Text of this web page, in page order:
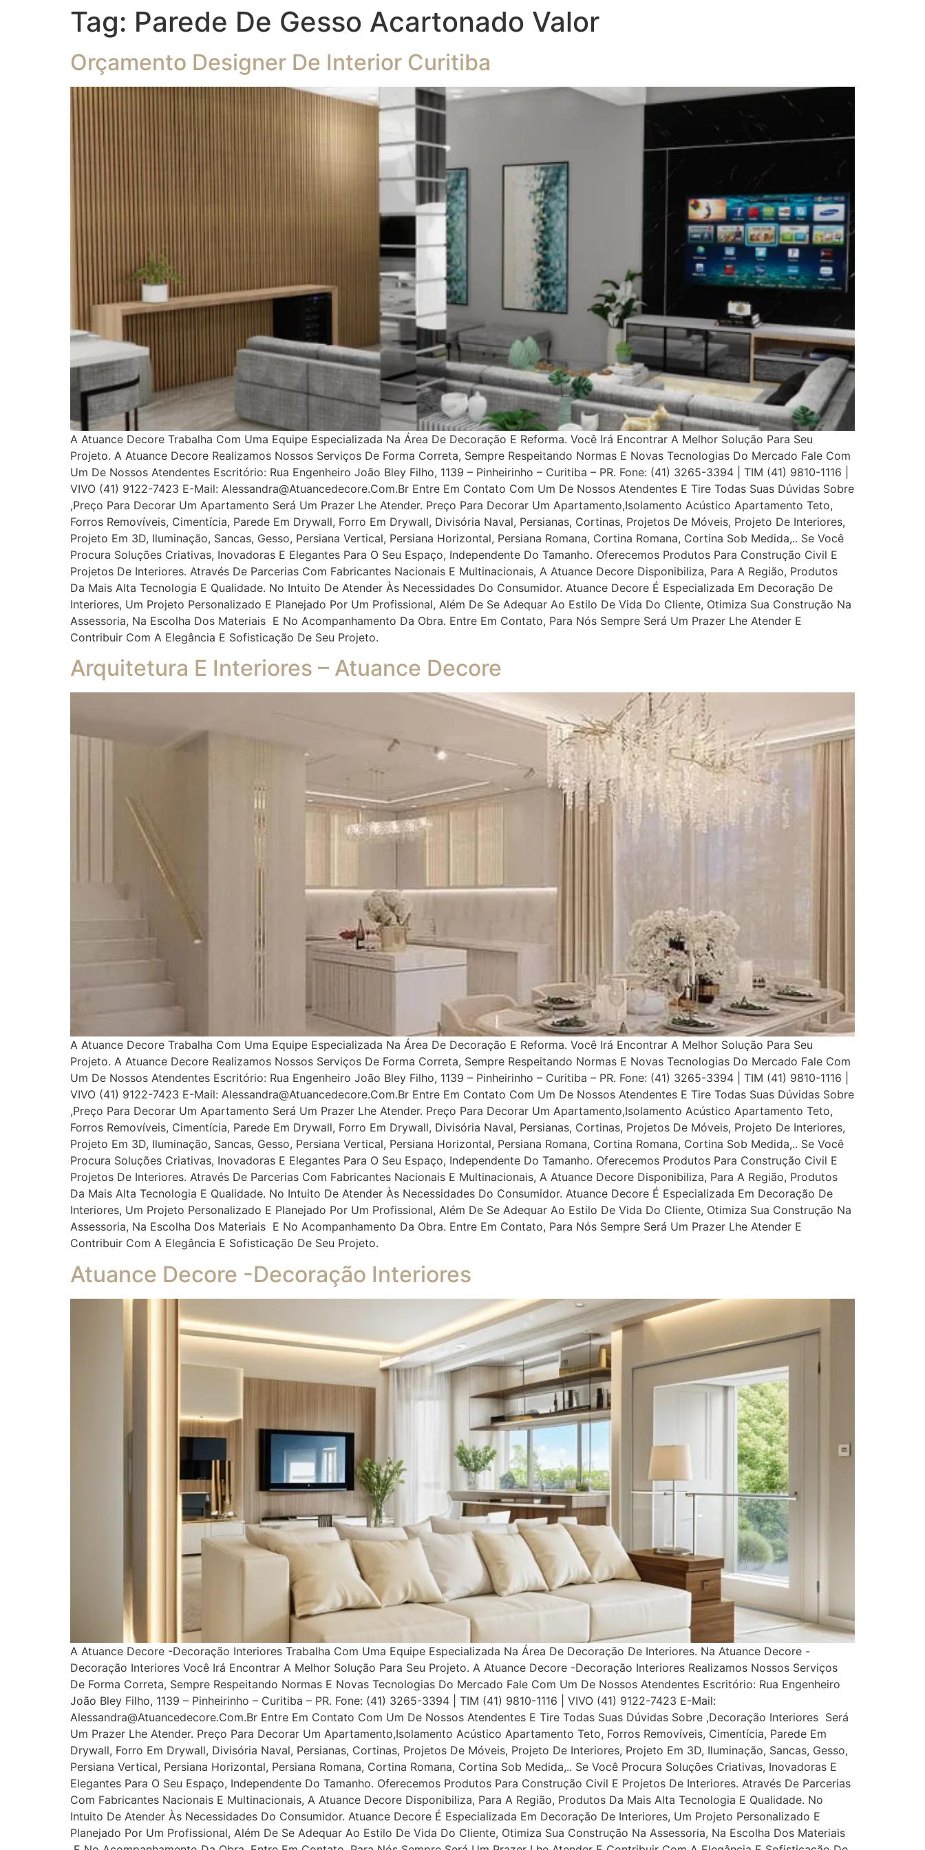
Tag: Parede De Gesso Acartonado Valor
Orçamento Designer De Interior Curitiba
A Atuance Decore Trabalha Com Uma Equipe Especializada Na Área De Decoração E Reforma. Você Irá Encontrar A Melhor Solução Para Seu
Projeto. A Atuance Decore Realizamos Nossos Serviços De Forma Correta, Sempre Respeitando Normas E Novas Tecnologias Do Mercado Fale Com
Um De Nossos Atendentes Escritório: Rua Engenheiro João Bley Filho, 1139 – Pinheirinho – Curitiba – PR. Fone: (41) 3265-3394 | TIM (41) 9810-1116 |
VIVO (41) 9122-7423 E-Mail: Alessandra@atuancedecore.com.br Entre Em Contato Com Um De Nossos Atendentes E Tire Todas Suas Dúvidas Sobre
,Preço Para Decorar Um Apartamento Será Um Prazer Lhe Atender. Preço Para Decorar Um Apartamento,Isolamento Acústico Apartamento Teto,
Forros Removíveis, Cimentícia, Parede Em Drywall, Forro Em Drywall, Divisória Naval, Persianas, Cortinas, Projetos De Móveis, Projeto De Interiores,
Projeto Em 3D, Iluminação, Sancas, Gesso, Persiana Vertical, Persiana Horizontal, Persiana Romana, Cortina Romana, Cortina Sob Medida,.. Se Você
Procura Soluções Criativas, Inovadoras E Elegantes Para O Seu Espaço, Independente Do Tamanho. Oferecemos Produtos Para Construção Civil E
Projetos De Interiores. Através De Parcerias Com Fabricantes Nacionais E Multinacionais, A Atuance Decore Disponibiliza, Para A Região, Produtos
Da Mais Alta Tecnologia E Qualidade. No Intuito De Atender Às Necessidades Do Consumidor. Atuance Decore É Especializada Em Decoração De
Interiores, Um Projeto Personalizado E Planejado Por Um Profissional, Além De Se Adequar Ao Estilo De Vida Do Cliente, Otimiza Sua Construção Na
Assessoria, Na Escolha Dos Materiais E No Acompanhamento Da Obra. Entre Em Contato, Para Nós Sempre Será Um Prazer Lhe Atender E
Contribuir Com A Elegância E Sofisticação De Seu Projeto.
Arquitetura E Interiores – Atuance Decore
A Atuance Decore Trabalha Com Uma Equipe Especializada Na Área De Decoração E Reforma. Você Irá Encontrar A Melhor Solução Para Seu
Projeto. A Atuance Decore Realizamos Nossos Serviços De Forma Correta, Sempre Respeitando Normas E Novas Tecnologias Do Mercado Fale Com
Um De Nossos Atendentes Escritório: Rua Engenheiro João Bley Filho, 1139 – Pinheirinho – Curitiba – PR. Fone: (41) 3265-3394 | TIM (41) 9810-1116 |
VIVO (41) 9122-7423 E-Mail: Alessandra@atuancedecore.com.br Entre Em Contato Com Um De Nossos Atendentes E Tire Todas Suas Dúvidas Sobre
,Preço Para Decorar Um Apartamento Será Um Prazer Lhe Atender. Preço Para Decorar Um Apartamento,Isolamento Acústico Apartamento Teto,
Forros Removíveis, Cimentícia, Parede Em Drywall, Forro Em Drywall, Divisória Naval, Persianas, Cortinas, Projetos De Móveis, Projeto De Interiores,
Projeto Em 3D, Iluminação, Sancas, Gesso, Persiana Vertical, Persiana Horizontal, Persiana Romana, Cortina Romana, Cortina Sob Medida,.. Se Você
Procura Soluções Criativas, Inovadoras E Elegantes Para O Seu Espaço, Independente Do Tamanho. Oferecemos Produtos Para Construção Civil E
Projetos De Interiores. Através De Parcerias Com Fabricantes Nacionais E Multinacionais, A Atuance Decore Disponibiliza, Para A Região, Produtos
Da Mais Alta Tecnologia E Qualidade. No Intuito De Atender Às Necessidades Do Consumidor. Atuance Decore É Especializada Em Decoração De
Interiores, Um Projeto Personalizado E Planejado Por Um Profissional, Além De Se Adequar Ao Estilo De Vida Do Cliente, Otimiza Sua Construção Na
Assessoria, Na Escolha Dos Materiais E No Acompanhamento Da Obra. Entre Em Contato, Para Nós Sempre Será Um Prazer Lhe Atender E
Contribuir Com A Elegância E Sofisticação De Seu Projeto.
Atuance Decore -Decoração Interiores
A Atuance Decore -Decoração Interiores Trabalha Com Uma Equipe Especializada Na Área De Decoração De Interiores. Na Atuance Decore -
Decoração Interiores Você Irá Encontrar A Melhor Solução Para Seu Projeto. A Atuance Decore -Decoração Interiores Realizamos Nossos Serviços
De Forma Correta, Sempre Respeitando Normas E Novas Tecnologias Do Mercado Fale Com Um De Nossos Atendentes Escritório: Rua Engenheiro
João Bley Filho, 1139 – Pinheirinho – Curitiba – PR. Fone: (41) 3265-3394 | TIM (41) 9810-1116 | VIVO (41) 9122-7423 E-Mail:
Alessandra@atuancedecore.com.br Entre Em Contato Com Um De Nossos Atendentes E Tire Todas Suas Dúvidas Sobre ,Decoração Interiores Será
Um Prazer Lhe Atender. Preço Para Decorar Um Apartamento,Isolamento Acústico Apartamento Teto, Forros Removíveis, Cimentícia, Parede Em
Drywall, Forro Em Drywall, Divisória Naval, Persianas, Cortinas, Projetos De Móveis, Projeto De Interiores, Projeto Em 3D, Iluminação, Sancas, Gesso,
Persiana Vertical, Persiana Horizontal, Persiana Romana, Cortina Romana, Cortina Sob Medida,.. Se Você Procura Soluções Criativas, Inovadoras E
Elegantes Para O Seu Espaço, Independente Do Tamanho. Oferecemos Produtos Para Construção Civil E Projetos De Interiores. Através De Parcerias
Com Fabricantes Nacionais E Multinacionais, A Atuance Decore Disponibiliza, Para A Região, Produtos Da Mais Alta Tecnologia E Qualidade. No
Intuito De Atender Às Necessidades Do Consumidor. Atuance Decore É Especializada Em Decoração De Interiores, Um Projeto Personalizado E
Planejado Por Um Profissional, Além De Se Adequar Ao Estilo De Vida Do Cliente, Otimiza Sua Construção Na Assessoria, Na Escolha Dos Materiais